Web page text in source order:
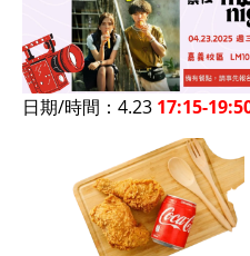
日期/時間：4.23 17:15-